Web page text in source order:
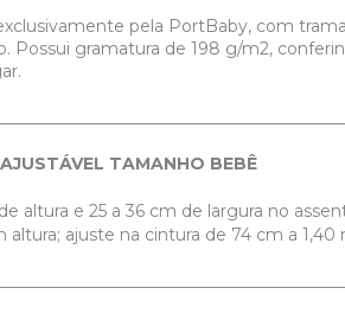
pela PortBaby, com
Possui gramatura de 198 g/m2,
TAMANHO BEBÊ
altura e 25 a 36 cm de largura no
altura; ajuste na cintura de 74 cm a